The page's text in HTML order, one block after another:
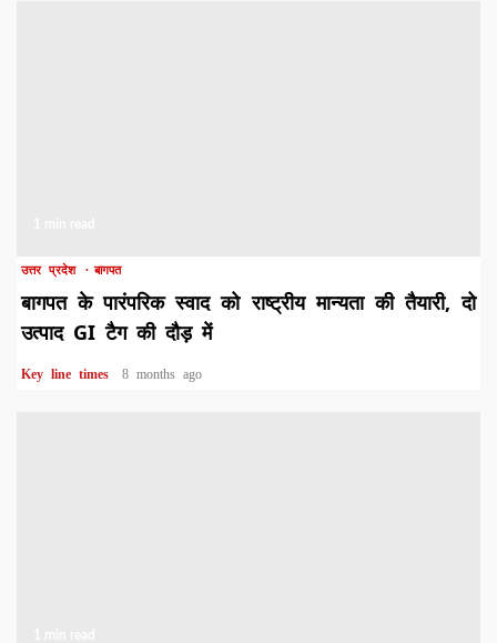
उत्तर प्रदेश बागपत
बागपत के पारंपरिक स्वाद को राष्ट्रीय मान्यता की तैयारी, दो
उत्पाद GI टैग की दौड़ में
Key line times 8 months ago